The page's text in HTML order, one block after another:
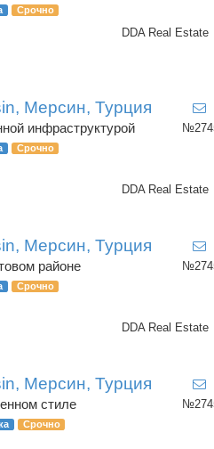
Срочно
DDA Real Estate
Мерсин, Турция
инфраструктурой
Срочно
DDA Real Estate
Мерсин, Турция
районе
Срочно
DDA Real Estate
Мерсин, Турция
стиле
Срочно